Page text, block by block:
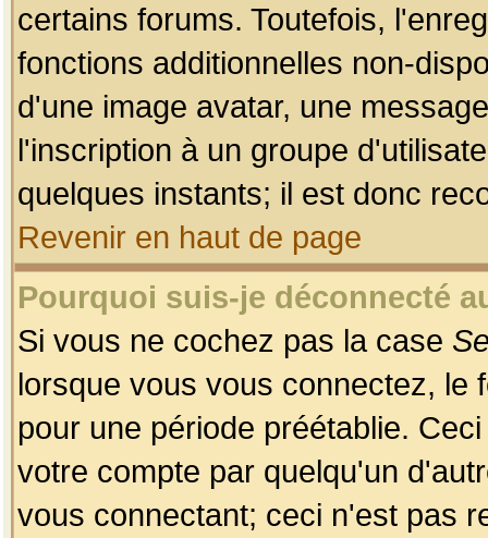
certains forums. Toutefois,
fonctions additionnelles non-
d'une image avatar, une
l'inscription à un groupe
quelques instants; il est donc
Revenir en haut de page
Pourquoi suis-je déconnecté
Si vous ne cochez pas la case
lorsque vous vous connectez, le
pour une période préétablie.
votre compte par quelqu'un
vous connectant; ceci n'est pas